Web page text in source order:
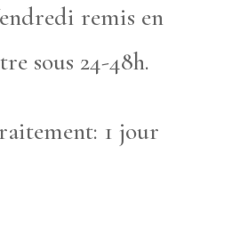
remis en
sous 24-48h.
1 jour